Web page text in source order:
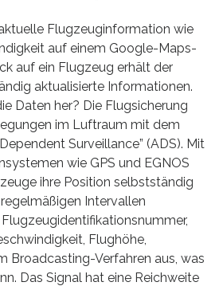
Flugzeuginformation wie
auf einem Google-Maps-
auf ein Flugzeug erhält der
aktualisierte Informationen.
Daten her? Die Flugsicherung
im Luftraum mit dem
Surveillance” (ADS). Mit
wie GPS und EGNOS
ihre Position selbstständig
Intervallen
Flughöhe,
Broadcasting-Verfahren aus, was
Das Signal hat eine Reichweite